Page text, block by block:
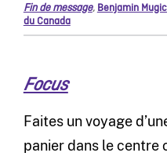
Fin de message, Benjamin
du Canada
Focus
Faites un voyage
panier dans le centre